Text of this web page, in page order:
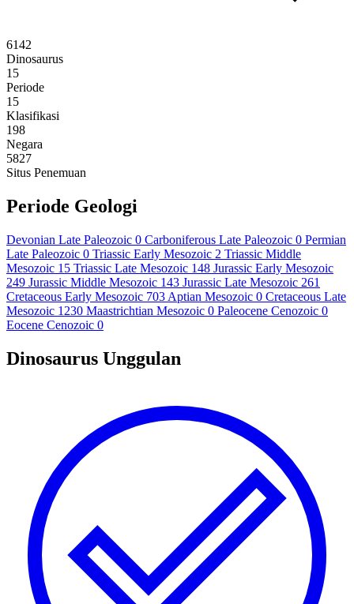
6142
Dinosaurus
15
Periode
15
Klasifikasi
198
Negara
5827
Situs Penemuan
Periode Geologi
Devonian Late Paleozoic 0 Carboniferous Late Paleozoic 0 Permian
Late Paleozoic 0 Triassic Early Mesozoic 2 Triassic Middle
Mesozoic 15 Triassic Late Mesozoic 148 Jurassic Early Mesozoic
249 Jurassic Middle Mesozoic 143 Jurassic Late Mesozoic 261
Cretaceous Early Mesozoic 703 Aptian Mesozoic 0 Cretaceous Late
Mesozoic 1230 Maastrichtian Mesozoic 0 Paleocene Cenozoic 0
Eocene Cenozoic 0
Dinosaurus Unggulan